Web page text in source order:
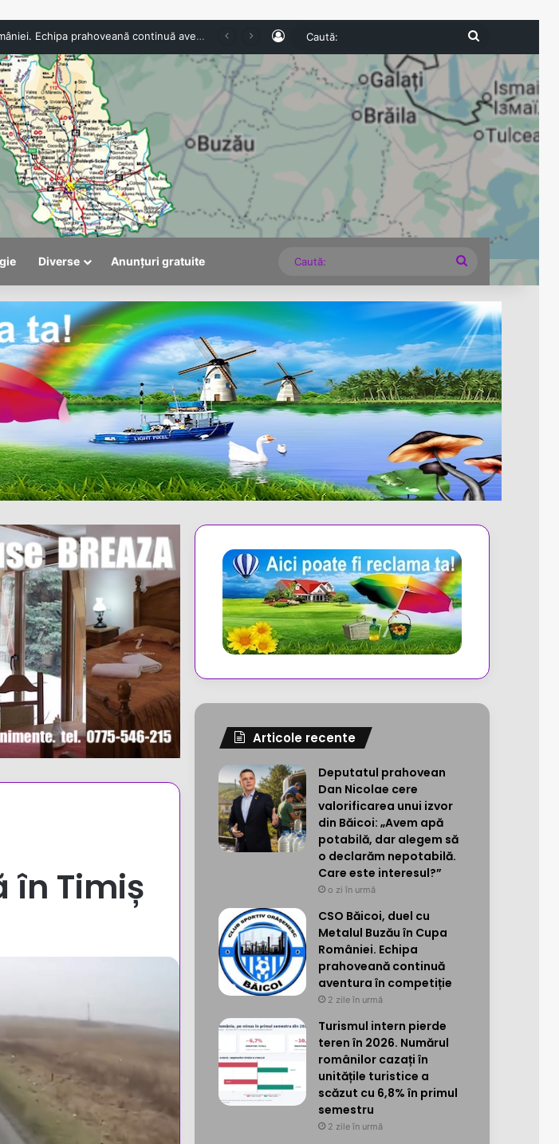
Turismul intern pierde teren în 2026. Numărul românilor cazați în unitățile turistice a scăzut cu 6,8% în primul semestru Log In Caută:
Diverse Anunțuri gratuite Caută:
în Timiș
Articole recente
Deputatul prahovean
Dan Nicolae cere
valorificarea unui izvor
din Băicoi: „Avem apă
potabilă, dar alegem să
o declarăm nepotabilă.
Care este interesul?”
o zi în urmă
CSO Băicoi, duel cu
Metalul Buzău în Cupa
României. Echipa
prahoveană continuă
aventura în competiție
2 zile în urmă
Turismul intern pierde
teren în 2026. Numărul
românilor cazați în
unitățile turistice a
scăzut cu 6,8% în primul
semestru
2 zile în urmă